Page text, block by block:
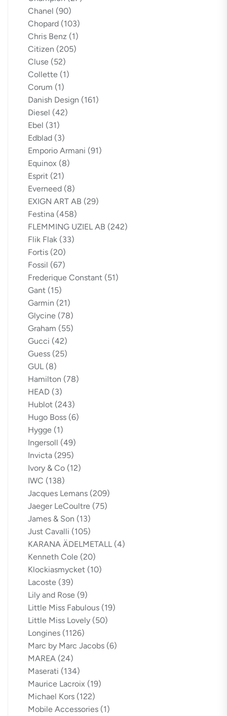
Chanel (90)
Chopard (103)
Chris Benz (1)
Citizen (205)
Cluse (52)
Collette (1)
Corum (1)
Danish Design (161)
Diesel (42)
Ebel (31)
Edblad (3)
Emporio Armani (91)
Equinox (8)
Esprit (21)
Everneed (8)
EXIGN ART AB (29)
Festina (458)
FLEMMING UZIEL AB (242)
Flik Flak (33)
Fortis (20)
Fossil (67)
Frederique Constant (51)
Gant (15)
Garmin (21)
Glycine (78)
Graham (55)
Gucci (42)
Guess (25)
GUL (8)
Hamilton (78)
HEAD (3)
Hublot (243)
Hugo Boss (6)
Hygge (1)
Ingersoll (49)
Invicta (295)
Ivory & Co (12)
IWC (138)
Jacques Lemans (209)
Jaeger LeCoultre (75)
James & Son (13)
Just Cavalli (105)
KARANA ÄDELMETALL (4)
Kenneth Cole (20)
Klockiasmycket (10)
Lacoste (39)
Lily and Rose (9)
Little Miss Fabulous (19)
Little Miss Lovely (50)
Longines (1126)
Marc by Marc Jacobs (6)
MAREA (24)
Maserati (134)
Maurice Lacroix (19)
Michael Kors (122)
Mobile Accessories (1)